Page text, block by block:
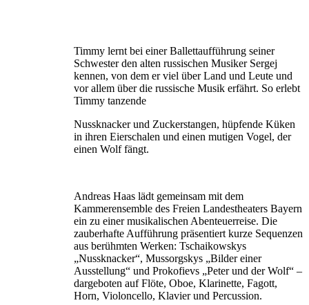
Timmy lernt bei einer Ballettaufführung seiner
Schwester den alten russischen Musiker Sergej
kennen, von dem er viel über Land und Leute und
vor allem über die russische Musik erfährt. So erlebt
Timmy tanzende
Nussknacker und Zuckerstangen, hüpfende Küken
in ihren Eierschalen und einen mutigen Vogel, der
einen Wolf fängt.
Andreas Haas lädt gemeinsam mit dem
Kammerensemble des Freien Landestheaters Bayern
ein zu einer musikalischen Abenteuerreise. Die
zauberhafte Aufführung präsentiert kurze Sequenzen
aus berühmten Werken: Tschaikowskys
„Nussknacker“, Mussorgskys „Bilder einer
Ausstellung“ und Prokofievs „Peter und der Wolf“ –
dargeboten auf Flöte, Oboe, Klarinette, Fagott,
Horn, Violoncello, Klavier und Percussion.